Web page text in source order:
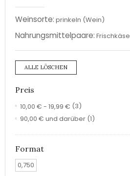
Weinsorte: prinkeln (Wein)
Nahrungsmittelpaare: Frischkäse
ALLE LÖSCHEN
Preis
10,00 € - 19,99 € (3)
90,00 € und darüber (1)
Format
0,750